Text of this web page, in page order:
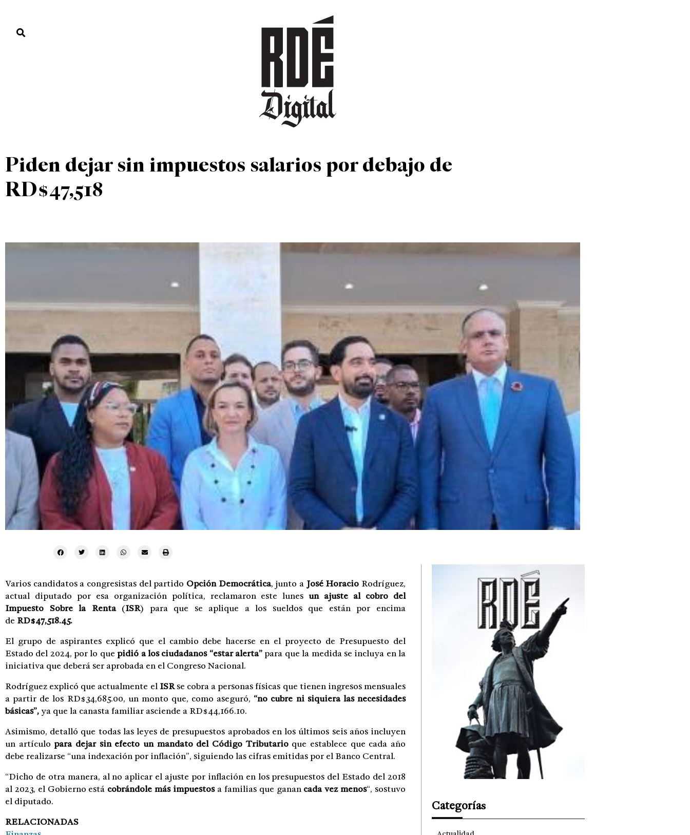
DEPORTES CULTURA ENTRETENIMIENTO
Piden dejar sin impuestos salarios por debajo de
RD$47,518
Varios candidatos a congresistas del partido Opción Democrática, junto a José Horacio Rodríguez,
actual diputado por esa organización política, reclamaron este lunes un ajuste al cobro del
Impuesto Sobre la Renta(ISR) para que se aplique a los sueldos que están por encima
de RD$47,518.45.
El grupo de aspirantes explicó que el cambio debe hacerse en el proyecto de Presupuesto del
Estado del 2024, por lo quepidió a los ciudadanos “estar alerta” para que la medida se incluya en la
iniciativa que deberá ser aprobada en el Congreso Nacional.
Rodríguez explicó que actualmente el ISRse cobra a personas físicas que tienen ingresos mensuales
a partir de los RD$34,685.00, un monto que, como aseguró, “no cubre ni siquiera las necesidades
básicas”,ya que la canasta familiar asciende a RD$44,166.10.
Asimismo, detalló que todas las leyes de presupuestos aprobados en los últimos seis años incluyen
un artículopara dejar sin efecto un mandato del Código Tributarioque establece que cada año
debe realizarse “una indexación por inflación”, siguiendo las cifras emitidas por el Banco Central.
“Dicho de otra manera, al no aplicar el ajuste por inflación en los presupuestos del Estado del 2018
al 2023, el Gobierno está cobrándole más impuestosa familias que ganan cada vez menos“, sostuvo
el diputado.
RELACIONADAS
Categorías